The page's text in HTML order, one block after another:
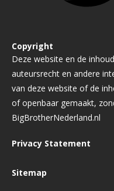
Copyright
Deze website en de
auteursrecht en andere
van deze website of de
of openbaar gemaakt,
BigBrotherNederland.nl
Privacy Statement
Sitemap